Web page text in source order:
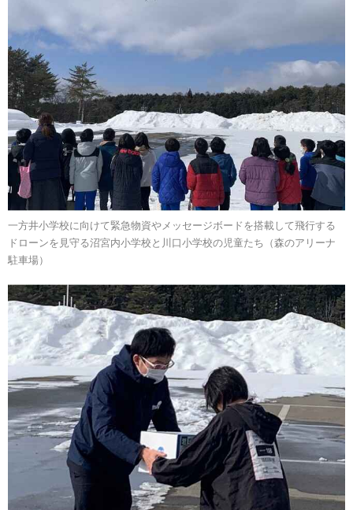
一方井小学校に向けて緊急物資やメッセージボードを搭載して飛行する
ドローンを見守る沼宮内小学校と川口小学校の児童たち（森のアリーナ
駐車場）